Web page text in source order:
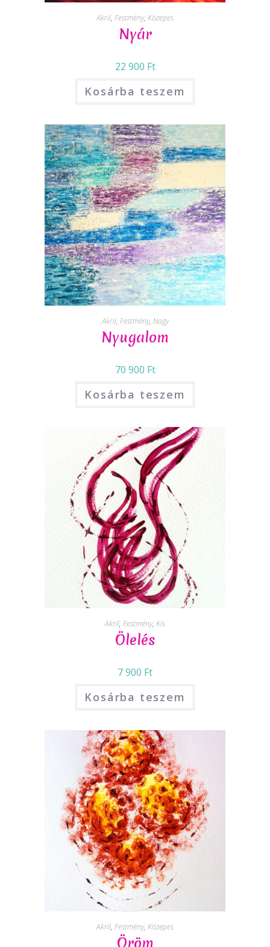
Akril, Festmény, Közepes
Nyár
22 900 Ft
Kosárba teszem
Akril, Festmény, Nagy
Nyugalom
70 900 Ft
Kosárba teszem
Akril, Festmény, Kis
Ölelés
7 900 Ft
Kosárba teszem
Akril, Festmény, Közepes